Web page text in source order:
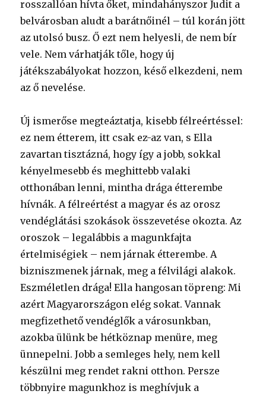
rosszallóan hívta őket, mindahányszor Judit a
belvárosban aludt a barátnőinél – túl korán jött
az utolsó busz. Ő ezt nem helyesli, de nem bír
vele. Nem várhatják tőle, hogy új
játékszabályokat hozzon, késő elkezdeni, nem
az ő nevelése.
Új ismerőse megteáztatja, kisebb félreértéssel:
ez nem étterem, itt csak ez-az van, s Ella
zavartan tisztázná, hogy így a jobb, sokkal
kényelmesebb és meghittebb valaki
otthonában lenni, mintha drága étterembe
hívnák. A félreértést a magyar és az orosz
vendéglátási szokások összevetése okozta. Az
oroszok – legalábbis a magunkfajta
értelmiségiek – nem járnak étterembe. A
bizniszmenek járnak, meg a félvilági alakok.
Eszméletlen drága! Ella hangosan töpreng: Mi
azért Magyarországon elég sokat. Vannak
megfizethető vendéglők a városunkban,
azokba ülünk be hétköznap menüre, meg
ünnepelni. Jobb a semleges hely, nem kell
készülni meg rendet rakni otthon. Persze
többnyire magunkhoz is meghívjuk a